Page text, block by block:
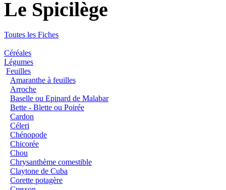
Le Spicilège
Toutes les Fiches
Céréales
Légumes
Feuilles
Amaranthe à feuilles
Arroche
Baselle ou Epinard de Malabar
Bette - Blette ou Poirée
Cardon
Céleri
Chénopode
Chicorée
Chou
Chrysanthème comestible
Claytone de Cuba
Corette potagère